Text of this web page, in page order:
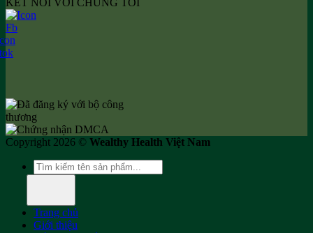
KẾT NỐI VỚI CHÚNG TÔI
Copyright 2026 © Wealthy Health Việt Nam
Tìm
kiếm:
Trang chủ
Giới thiệu